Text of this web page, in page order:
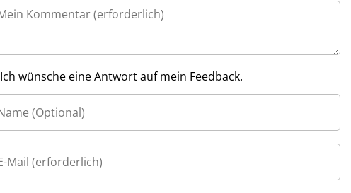
Ich wünsche eine Antwort auf mein Feedback.